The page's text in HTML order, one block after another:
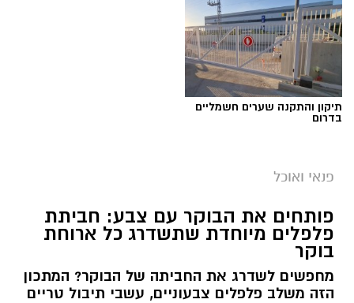
תיקון והתקנה שערים חשמליים
בדרום
פנאי ואוכל
פותחים את הבוקר עם צבע: חביתת
פלפלים מיוחדת שתשדרג כל ארוחת
בוקר
מחפשים לשדרג את החביתה של הבוקר? המתכון
הזה משלב פלפלים צבעוניים, עשבי תיבול טריים